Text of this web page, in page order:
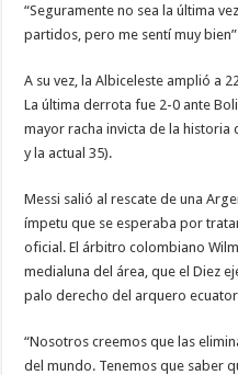
“Seguramente no sea la última
partidos, pero me sentí muy
A su vez, la Albiceleste amplió a
La última derrota fue 2-0 ante
mayor racha invicta de la historia
y la actual 35).
Messi salió al rescate de una
ímpetu que se esperaba por
oficial. El árbitro colombiano
medialuna del área, que el Diez
palo derecho del arquero
“Nosotros creemos que las
del mundo. Tenemos que saber